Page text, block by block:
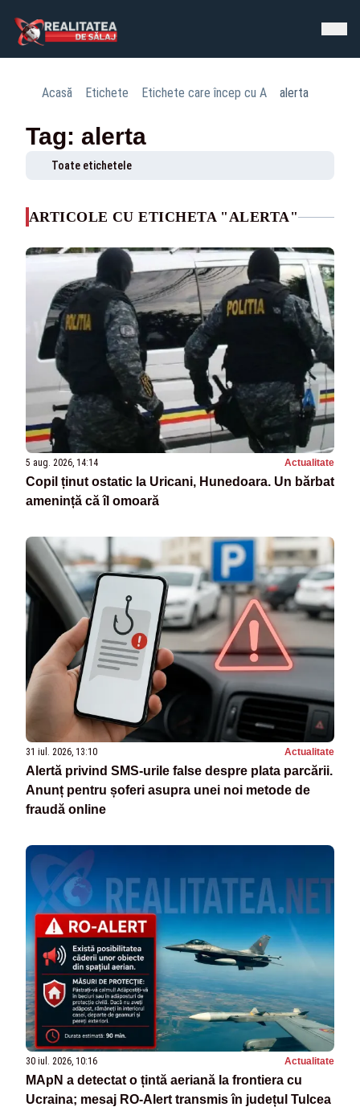
Acasă Etichete Etichete care încep cu A alerta
Tag: alerta
Toate etichetele
ARTICOLE CU ETICHETA "ALERTA"
5 aug. 2026, 14:14 Actualitate
Copil ținut ostatic la Uricani, Hunedoara. Un bărbat
amenință că îl omoară
31 iul. 2026, 13:10 Actualitate
Alertă privind SMS-urile false despre plata parcării.
Anunț pentru șoferi asupra unei noi metode de
fraudă online
30 iul. 2026, 10:16 Actualitate
MApN a detectat o țintă aeriană la frontiera cu
Ucraina; mesaj RO-Alert transmis în județul Tulcea